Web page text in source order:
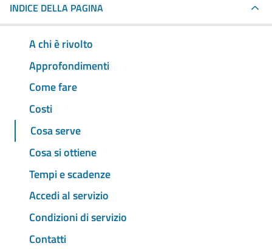
INDICE DELLA PAGINA
A chi è rivolto
Approfondimenti
Come fare
Costi
Cosa serve
Cosa si ottiene
Tempi e scadenze
Accedi al servizio
Condizioni di servizio
Contatti